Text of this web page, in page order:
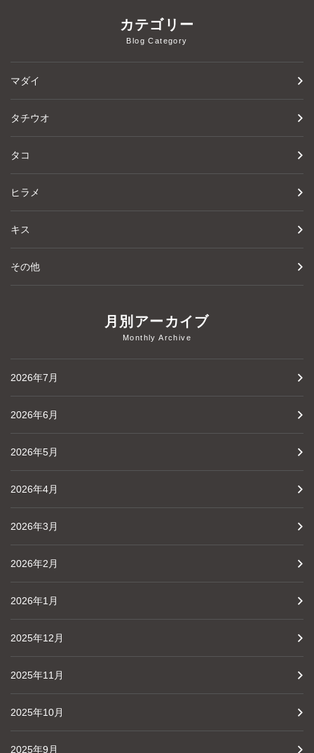
カテゴリー
Blog Category
マダイ
タチウオ
タコ
ヒラメ
キス
その他
月別アーカイブ
Monthly Archive
2026年7月
2026年6月
2026年5月
2026年4月
2026年3月
2026年2月
2026年1月
2025年12月
2025年11月
2025年10月
2025年9月